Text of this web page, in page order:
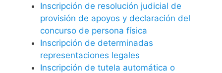
Inscripción de resolución judicial de
provisión de apoyos y declaración del
concurso de persona física
Inscripción de determinadas
representaciones legales
Inscripción de tutela automática o